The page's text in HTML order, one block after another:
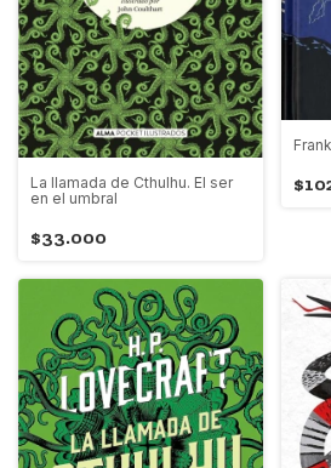
La llamada de Cthulhu. El ser
en el umbral
$33.000